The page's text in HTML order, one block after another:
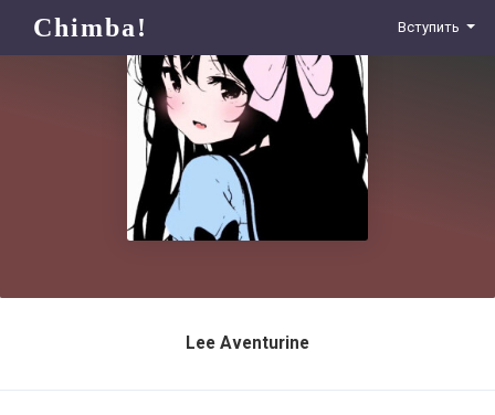
Chimba! Вступить
Lee Aventurine